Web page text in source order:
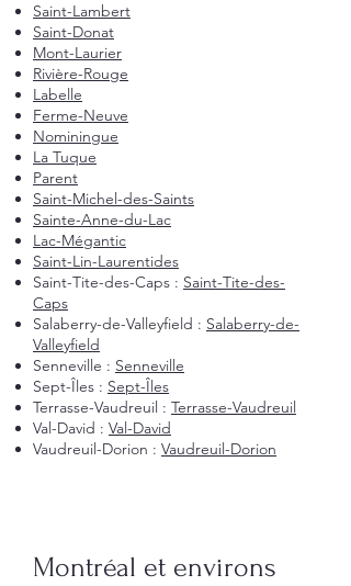
Saint-Lambert
Saint-Donat
Mont-Laurier
Rivière-Rouge
Labelle
Ferme-Neuve
Nominingue
La Tuque
Parent
Saint-Michel-des-Saints
Sainte-Anne-du-Lac
Lac-Mégantic
Saint-Lin-Laurentides
Saint-Tite-des-Caps : Saint-Tite-des-
Caps
Salaberry-de-Valleyfield : Salaberry-de-
Valleyfield
Senneville : Senneville
Sept-Îles : Sept-Îles
Terrasse-Vaudreuil : Terrasse-Vaudreuil
Val-David : Val-David
Vaudreuil-Dorion : Vaudreuil-Dorion
Montréal et environs